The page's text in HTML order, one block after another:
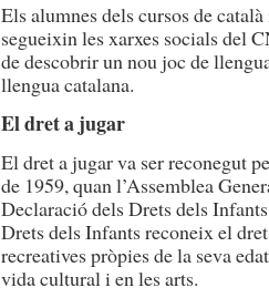
Els alumnes dels cursos de
segueixin les xarxes socials del
de descobrir un nou joc de
llengua catalana.
El dret a jugar
El dret a jugar va ser reconegut
de 1959, quan l’Assemblea
Declaració dels Drets dels
Drets dels Infants reconeix el
recreatives pròpies de la seva
vida cultural i en les arts.